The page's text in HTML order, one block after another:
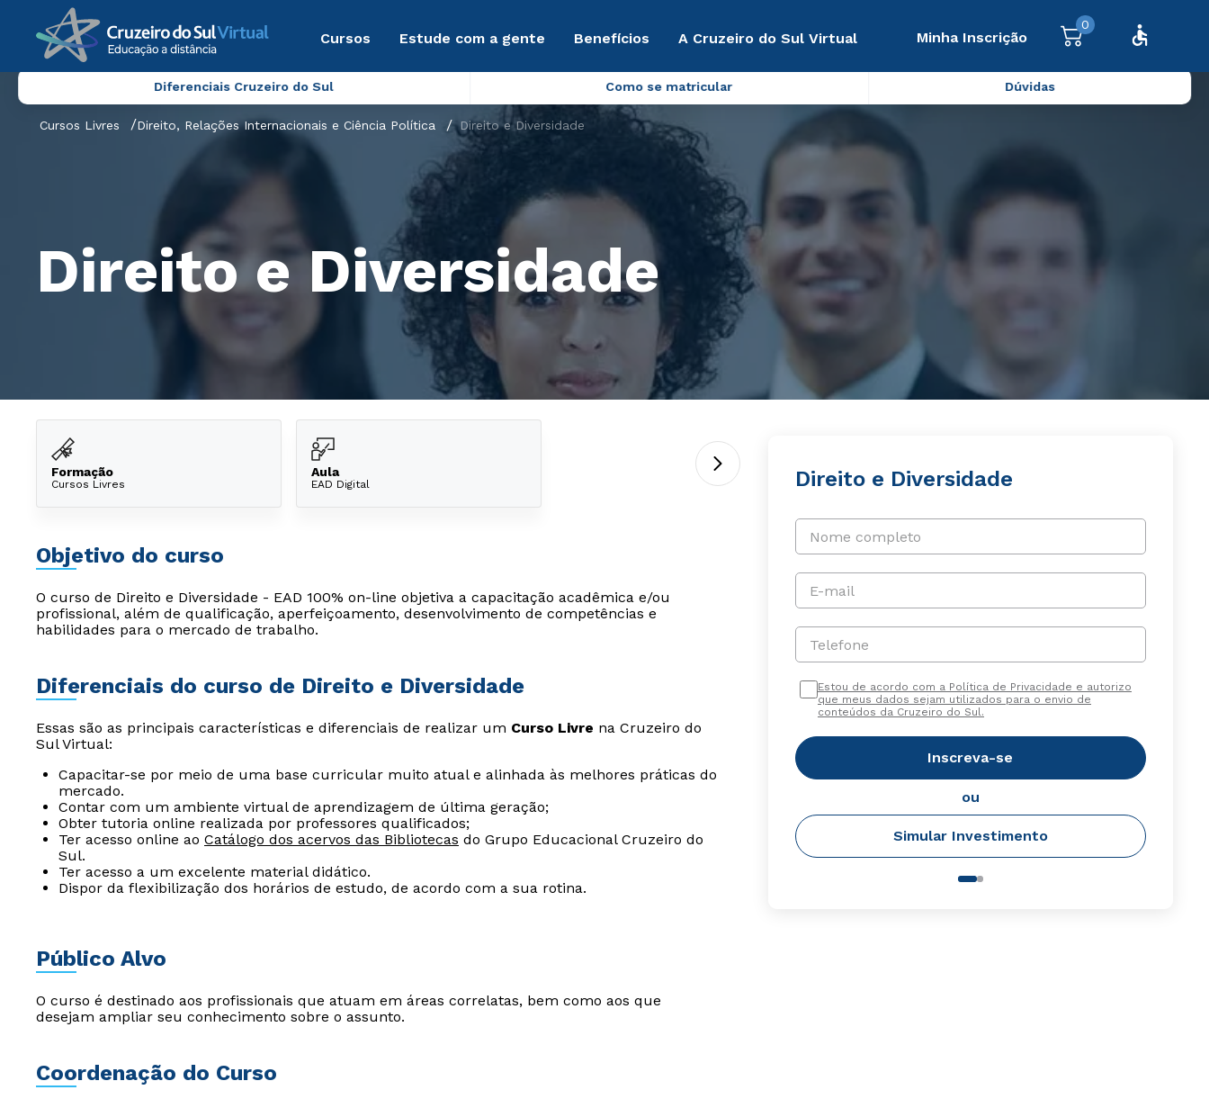
Cursos Estude com a gente Benefícios A Cruzeiro do Sul Virtual Minha Inscrição
0
Diferenciais Cruzeiro do Sul Como se matricular Dúvidas
Cursos Livres Direito, Relações Internacionais e Ciência Política Direito e Diversidade
Direito e Diversidade
Formação
Cursos Livres
Aula
EAD Digital
Objetivo do curso
O curso de Direito e Diversidade - EAD 100% on-line objetiva a capacitação acadêmica e/ou
profissional, além de qualificação, aperfeiçoamento, desenvolvimento de competências e
habilidades para o mercado de trabalho.
Diferenciais do curso de Direito e Diversidade
Essas são as principais características e diferenciais de realizar um Curso Livre na Cruzeiro do
Sul Virtual:
Capacitar-se por meio de uma base curricular muito atual e alinhada às melhores práticas do
mercado.
Contar com um ambiente virtual de aprendizagem de última geração;
Obter tutoria online realizada por professores qualificados;
Ter acesso online ao Catálogo dos acervos das Bibliotecas do Grupo Educacional Cruzeiro do
Sul.
Ter acesso a um excelente material didático.
Dispor da flexibilização dos horários de estudo, de acordo com a sua rotina.
Público Alvo
O curso é destinado aos profissionais que atuam em áreas correlatas, bem como aos que
desejam ampliar seu conhecimento sobre o assunto.
Coordenação do Curso
Direito e Diversidade
Nome completo
E-mail
Telefone
Estou de acordo com a Política de Privacidade e autorizo
que meus dados sejam utilizados para o envio de
conteúdos da Cruzeiro do Sul.
Inscreva-se
ou
Simular Investimento